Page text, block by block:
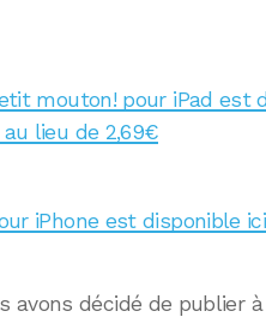
mouton! pour iPad est
lieu de 2,69€
iPhone est disponible
avons décidé de publier